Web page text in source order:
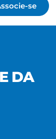
se
DA
DA